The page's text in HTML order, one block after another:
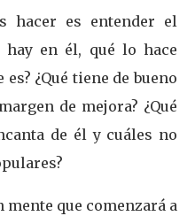
hacer es entender el
hay en él, qué lo hace
¿Qué tiene de bueno
de mejora? ¿Qué
de él y cuáles no
mente que comenzará a